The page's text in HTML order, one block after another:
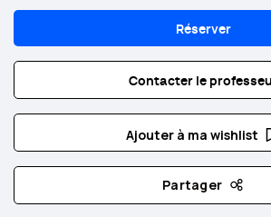
Réserver
Contacter le
Ajouter à ma wishlist
Partager